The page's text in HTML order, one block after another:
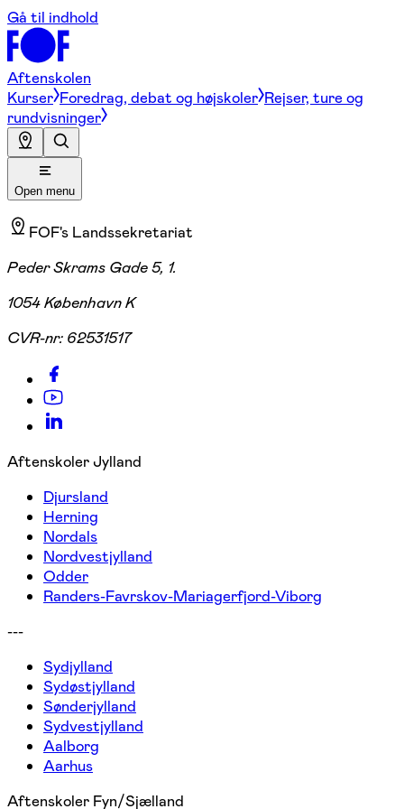
Gå til indhold
Aftenskolen
Kurser Foredrag, debat og højskoler Rejser, ture og
rundvisninger
Open menu
FOF's Landssekretariat
Peder Skrams Gade 5, 1.
1054 København K
CVR-nr: 62531517
Aftenskoler Jylland
Djursland
Herning
Nordals
Nordvestjylland
Odder
Randers-Favrskov-Mariagerfjord-Viborg
---
Sydjylland
Sydøstjylland
Sønderjylland
Sydvestjylland
Aalborg
Aarhus
Aftenskoler Fyn/Sjælland